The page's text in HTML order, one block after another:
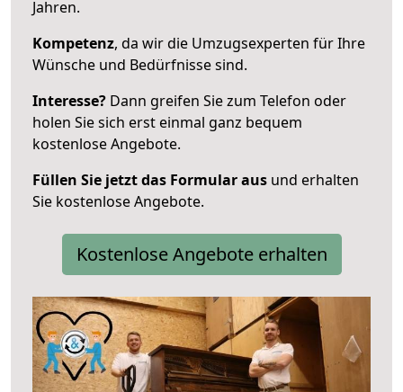
Jahren.
Kompetenz, da wir die Umzugsexperten für Ihre
Wünsche und Bedürfnisse sind.
Interesse? Dann greifen Sie zum Telefon oder
holen Sie sich erst einmal ganz bequem
kostenlose Angebote.
Füllen Sie jetzt das Formular aus und erhalten
Sie kostenlose Angebote.
Kostenlose Angebote erhalten